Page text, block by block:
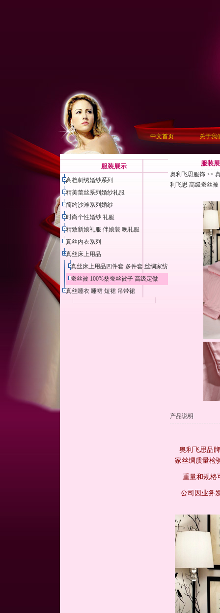
中文首页 关于我
服装展示
高档刺绣婚纱系列
精美蕾丝系列婚纱礼服
简约沙滩系列婚纱
时尚个性婚纱 礼服
精致新娘礼服 伴娘装 晚礼服
真丝内衣系列
真丝床上用品
真丝床上用品四件套 多件套 丝绸家纺
蚕丝被 100%桑蚕丝被子 高级定做
真丝睡衣 睡裙 短裙 吊带裙
服装
奥利飞思服饰 >>
利飞思 高级蚕丝
产品说明
奥利飞思品
家丝绸质量检
重量和规格
公司因业务